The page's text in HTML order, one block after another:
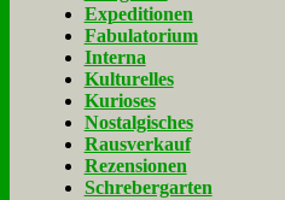
Expeditionen
Fabulatorium
Interna
Kulturelles
Kurioses
Nostalgisches
Rausverkauf
Rezensionen
Schrebergarten